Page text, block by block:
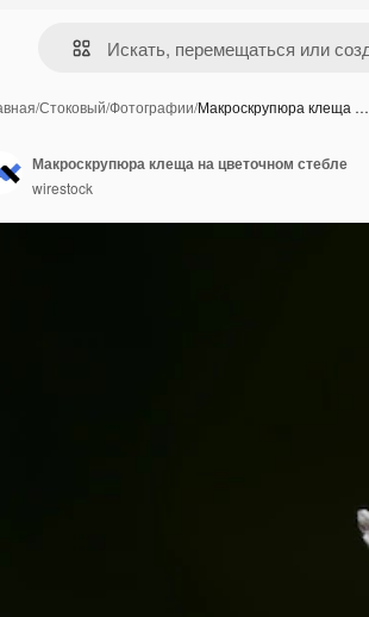
/Стоковый/Фотографии/Макроскрупюра клеща …
Макроскрупюра клеща на цветочном стебле
wirestock